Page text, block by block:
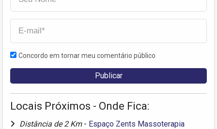
Concordo em tornar meu comentário público
Locais Próximos - Onde Fica:
Distância de 2 Km - Espaço Zents Massoterapia